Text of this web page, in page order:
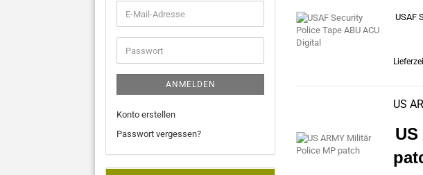
USAF
US
E-
Mail-
Adresse
Passwort
ANMELDEN
Konto erstellen
Passwort vergessen?